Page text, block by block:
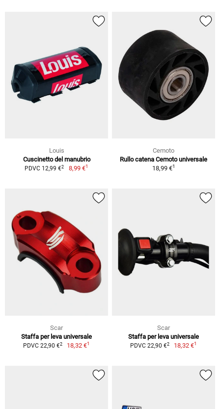
Louis
Cuscinetto del manubrio
PDVC 12,99 €2 8,99 €1
Cemoto
Rullo catena Cemoto universale
18,99 €1
Scar
Staffa per leva universale
PDVC 22,90 €2 18,32 €1
Scar
Staffa per leva universale
PDVC 22,90 €2 18,32 €1